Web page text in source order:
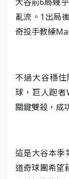
亂流。1出局
奇投手教練
不過大谷穩
球，巨人跑
關鍵雙殺，成
這是大谷本季
道奇球團希望